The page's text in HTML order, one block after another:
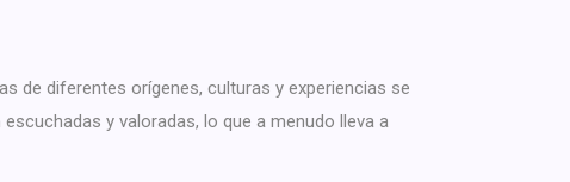
de diferentes orígenes, culturas y experiencias se
y valoradas, lo que a menudo lleva a